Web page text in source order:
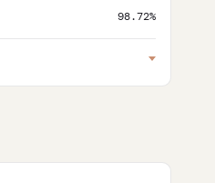
98.72%